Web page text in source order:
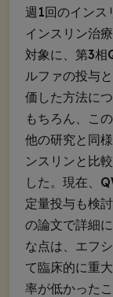
週1回のインス
インスリン治
対象に、第3
ルファの投与
価した方法に
もちろん、こ
他の研究と同
ンスリンと比
した。現在、
定量投与も検
の論文で詳細
な点は、エフ
て臨床的に重
率が低かった